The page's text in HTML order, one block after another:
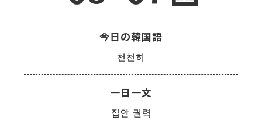
今日の韓国語
천천히
一日一文
집안 권력